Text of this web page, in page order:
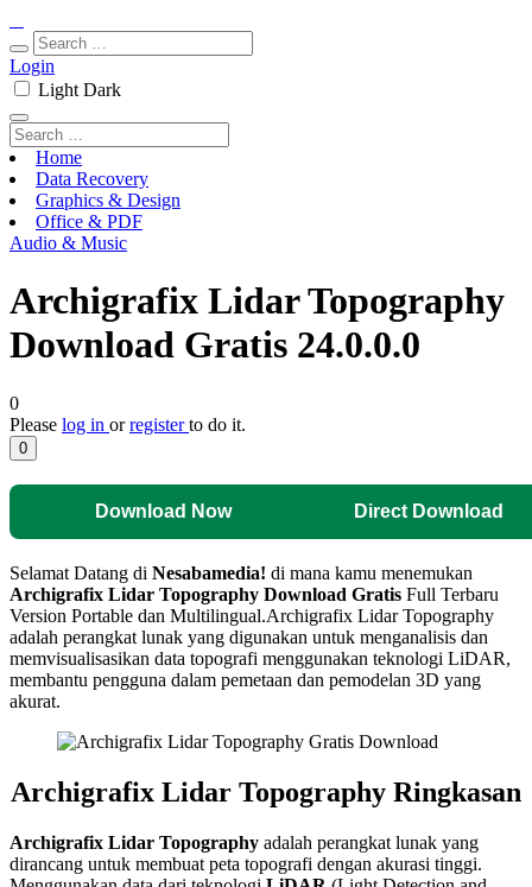
Login
Light Dark
Home
Data Recovery
Graphics & Design
Office & PDF
Audio & Music
Archigrafix Lidar Topography
Download Gratis 24.0.0.0
0
Please log in orregisterto do it.
0
Download Now Direct Download
Selamat Datang di Nesabamedia! di mana kamu menemukan
Archigrafix Lidar Topography Download Gratis Full Terbaru
Version Portable dan Multilingual.Archigrafix Lidar Topography
adalah perangkat lunak yang digunakan untuk menganalisis dan
memvisualisasikan data topografi menggunakan teknologi LiDAR,
membantu pengguna dalam pemetaan dan pemodelan 3D yang
akurat.
Archigrafix Lidar Topography Ringkasan
Archigrafix Lidar Topography adalah perangkat lunak yang
dirancang untuk membuat peta topografi dengan akurasi tinggi.